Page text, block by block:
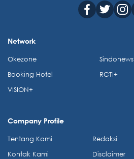
Network
Okezone
Booking Hotel
VISION+
Sindonews
RCTI+
Company Profile
Tentang Kami
Kontak Kami
Redaksi
Disclaimer